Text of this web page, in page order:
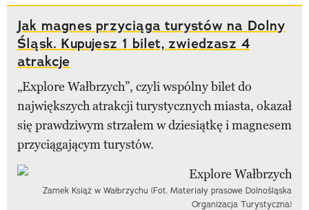
Jak magnes przyciąga turystów na Dolny
Śląsk. Kupujesz 1 bilet, zwiedzasz 4
atrakcje
„Explore Wałbrzych”, czyli wspólny bilet do
największych atrakcji turystycznych miasta, okazał
się prawdziwym strzałem w dziesiątkę i magnesem
przyciągającym turystów.
Zamek Książ w Wałbrzychu (Fot. Materiały prasowe Dolnośląska
Organizacja Turystyczna)